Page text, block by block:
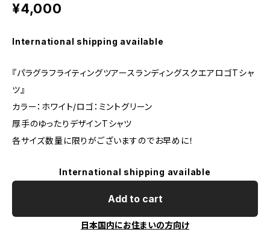
¥4,000
International shipping available
『パラグラフライティングツアースランディングスクエアロゴTシャ
ツ』
カラー：ホワイト/ロゴ：ミントグリーン
厚手のゆったりデザインTシャツ
各サイズ数量に限りがございますのでお早めに！
International shipping available
Add to cart
日本国内にお住まいの方向け